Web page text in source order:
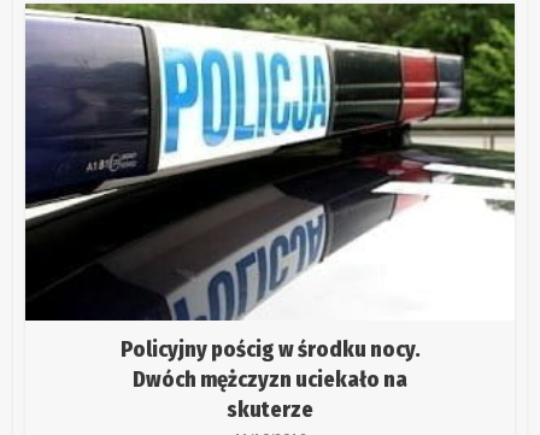
Policyjny pościg w środku nocy.
Dwóch mężczyzn uciekało na
skuterze